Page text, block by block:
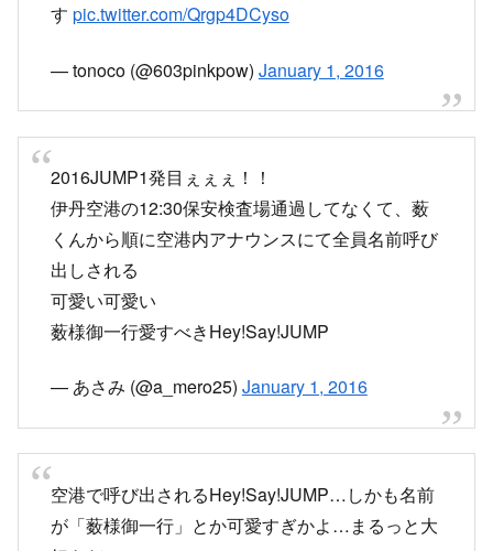
す pic.twitter.com/Qrgp4DCyso
— tonoco (@603pinkpow) January 1, 2016
2016JUMP1発目ぇぇぇ！！
伊丹空港の12:30保安検査場通過してなくて、薮
くんから順に空港内アナウンスにて全員名前呼び
出しされる
可愛い可愛い
薮様御一行愛すべきHey!Say!JUMP
— あさみ (@a_mero25) January 1, 2016
空港で呼び出されるHey!Say!JUMP…しかも名前
が「薮様御一行」とか可愛すぎかよ…まるっと大